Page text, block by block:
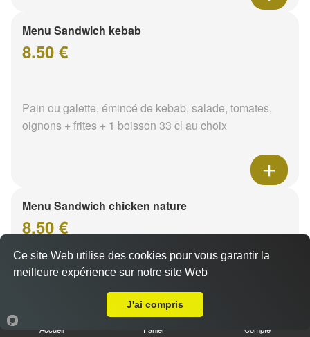
Menu Sandwich kebab
8.50 €
Pain ou galette, émincé de kebab, salade, tomates,
oignons + frites + 1 boisson 33 cl au choix
Menu Sandwich chicken nature
8.50 €
Pain ou galette, émincé de poulet, salade, tomates,
oignons + frites + 1 boisson 33 cl au choix
Accueil Panier Compte
Ce site Web utilise des cookies pour vous garantir la
meilleure expérience sur notre site Web
J'ai compris